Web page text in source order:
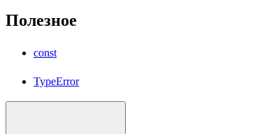
Полезное
const
TypeError